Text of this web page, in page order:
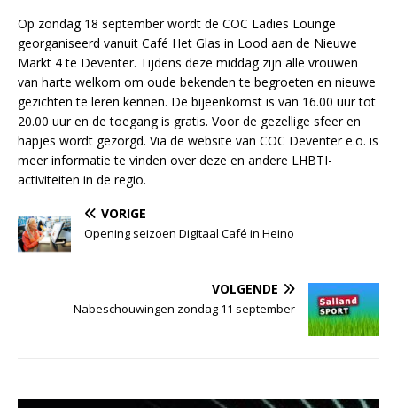
Op zondag 18 september wordt de COC Ladies Lounge
georganiseerd vanuit Café Het Glas in Lood aan de Nieuwe
Markt 4 te Deventer. Tijdens deze middag zijn alle vrouwen
van harte welkom om oude bekenden te begroeten en nieuwe
gezichten te leren kennen. De bijeenkomst is van 16.00 uur tot
20.00 uur en de toegang is gratis. Voor de gezellige sfeer en
hapjes wordt gezorgd. Via de website van COC Deventer e.o. is
meer informatie te vinden over deze en andere LHBTI-
activiteiten in de regio.
VORIGE
Opening seizoen Digitaal Café in Heino
VOLGENDE
Nabeschouwingen zondag 11 september